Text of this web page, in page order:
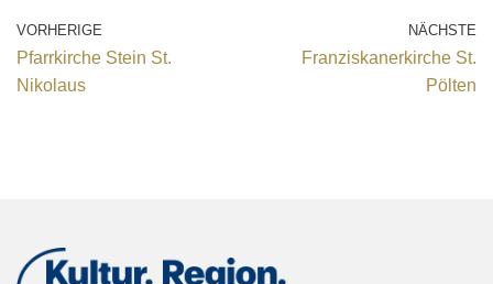
VORHERIGE
Pfarrkirche Stein St.
Nikolaus
NÄCHSTE
Franziskanerkirche St.
Pölten